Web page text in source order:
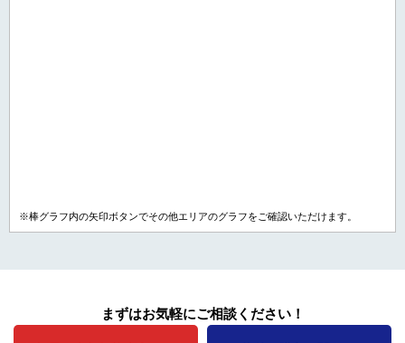
※棒グラフ内の矢印ボタンでその他エリアのグラフをご確認いただけます。
まずはお気軽にご相談ください！